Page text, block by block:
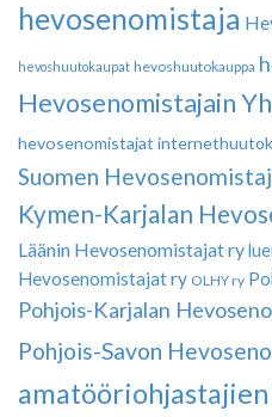
hevosenomistaja
hevoshuutokaupat hevoshuutokauppa
Hevosenomistajain
hevosenomistajat
Suomen
Kymen-Karjalan
Läänin Hevosenomistajat ry
Hevosenomistajat ry OLHY ry
Pohjois-Karjalan
Pohjois-Savon